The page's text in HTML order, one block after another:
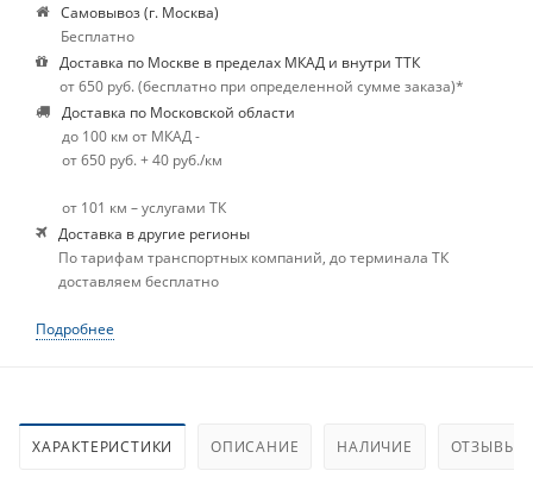
Самовывоз (г. Москва)
Бесплатно
Доставка по Москве в пределах МКАД и внутри ТТК
от 650 руб. (бесплатно при определенной сумме заказа)*
Доставка по Московской области
до 100 км от МКАД -
от 650 руб. + 40 руб./км
от 101 км – услугами ТК
Доставка в другие регионы
По тарифам транспортных компаний, до терминала ТК
доставляем бесплатно
Подробнее
ХАРАКТЕРИСТИКИ ОПИСАНИЕ НАЛИЧИЕ ОТЗЫВЫ